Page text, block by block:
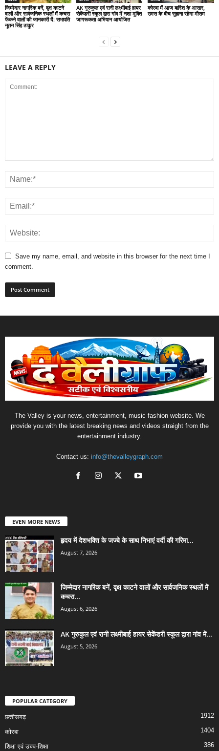
जिम्मेदार नागरिक बनें, वृक्ष काटने
वालों और सार्वजनिक स्थलों में कचरा
फेंकने वालों की जानकारी दें: सभापति
नूतन सिंह ठाकुर
AK गुरुकुल एवं रानी लक्ष्मीबाई हायर
सेकेंडरी स्कूल द्वारा गांव में नशा मुक्ति
जागरूकता अभियान आयोजित
कोरबा में आज बारिश के आसार,
उमस के बीच सुहाना रहेगा मौसम
LEAVE A REPLY
Save my name, email, and website in this browser for the next time I
comment.
The Valley is your news, entertainment, music fashion website. We
provide you with the latest breaking news and videos straight from the
entertainment industry.
Contact us: info@thevalleygraph.com
EVEN MORE NEWS
हृदय में देशभक्ति के जज्बे के साथ निभाएं वर्दी की गरिमा...
August 7, 2026
जिम्मेदार नागरिक बनें, वृक्ष काटने वालों और सार्वजनिक स्थलों में
कचरा...
August 6, 2026
AK गुरुकुल एवं रानी लक्ष्मीबाई हायर सेकेंडरी स्कूल द्वारा गांव में...
August 5, 2026
POPULAR CATEGORY
छत्तीसगढ़ 1912
कोरबा 1404
शिक्षा एवं उच्च-शिक्षा 386